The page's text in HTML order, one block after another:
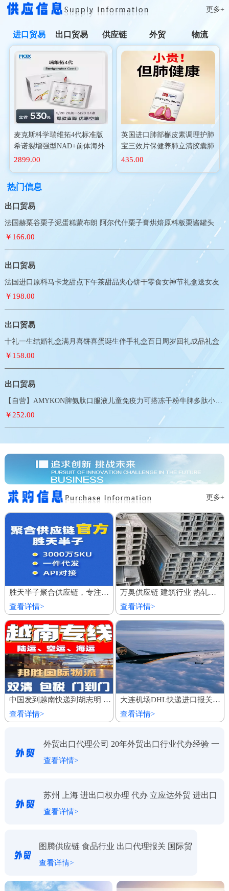
更多+
进口贸易 出口贸易 供应链 外贸 物流
麦克斯科学瑞维拓4代标准版
希诺裂增强型NAD+前体海外
进口
2899.00
英国进口肺部槲皮素调理护肺
宝三效片保健养肺立清胶囊肺
动力二氢
435.00
热门信息
出口贸易
法国赫栗谷栗子泥蛋糕蒙布朗 阿尔代什栗子膏烘焙原料板栗酱罐头
￥166.00
出口贸易
法国进口原料马卡龙甜点下午茶甜品夹心饼干零食女神节礼盒送女友
￥198.00
出口贸易
十礼一生结婚礼盒满月喜饼喜蛋诞生伴手礼盒百日周岁回礼成品礼盒
￥158.00
出口贸易
【自营】AMYKON脾氨肽口服液儿童免疫力可搭冻干粉牛脾多肽小分子
￥252.00
更多+
胜天半子聚合供应链，专注服务私域商城 百万厂价商品
查看详情>
万奥供应链 建筑行业 热轧镀锌槽钢 欢迎到厂参观
查看详情>
中国发到越南快递到胡志明 家具建材陆运船运出口 整柜专线运输
查看详情>
大连机场DHL快递进口报关代理公司
查看详情>
外贸出口代理公司 20年外贸出口行业代办经验 一
对一服务
查看详情>
苏州 上海 进出口权办理 代办 立应达外贸 进出口
代理
查看详情>
图腾供应链 食品行业 出口代理报关 国际贸
易
查看详情>